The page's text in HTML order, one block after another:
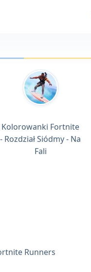
Kolorowanki Fortnite
- Rozdział Siódmy - Na
Fali
Runners